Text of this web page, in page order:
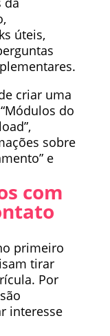
úteis,
criar uma
do
sobre
e
com
primeiro
tirar
Por
interesse